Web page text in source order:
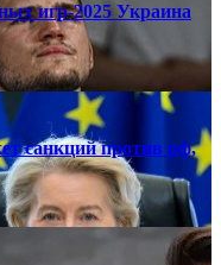
игр-2025 Украина
санкций против рф,